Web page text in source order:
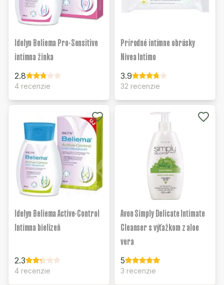
Idelyn Beliema Pro-Sensitive
intímna žinka
2.8
4 recenzie
Prírodné intímne obrúsky
Nivea Intimo
3.9
32 recenzie
Idelyn Beliema Active-Control
Intímna bielizeň
2.3
4 recenzie
Avon Simply Delicate Intimate
Cleanser s výťažkom z aloe
vera
5
3 recenzie